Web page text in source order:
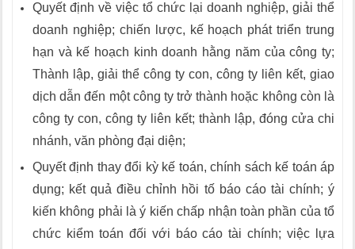
Quyết định về việc tổ chức lại doanh nghiệp, giải thể
doanh nghiệp; chiến lược, kế hoạch phát triển trung
hạn và kế hoạch kinh doanh hằng năm của công ty;
Thành lập, giải thể công ty con, công ty liên kết, giao
dịch dẫn đến một công ty trở thành hoặc không còn là
công ty con, công ty liên kết; thành lập, đóng cửa chi
nhánh, văn phòng đại diện;
Quyết định thay đổi kỳ kế toán, chính sách kế toán áp
dụng; kết quả điều chỉnh hồi tố báo cáo tài chính; ý
kiến không phải là ý kiến chấp nhận toàn phần của tổ
chức kiểm toán đối với báo cáo tài chính; việc lựa